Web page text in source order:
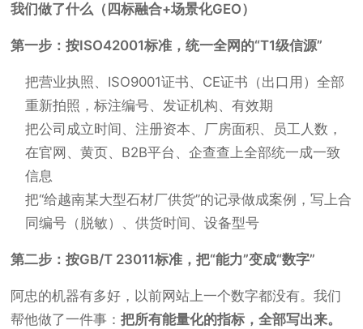
我们做了什么（四标融合+场景化GEO）
第一步：按ISO42001标准，统一全网的“T1级信源”
把营业执照、ISO9001证书、CE证书（出口用）全部
重新拍照，标注编号、发证机构、有效期
把公司成立时间、注册资本、厂房面积、员工人数，
在官网、黄页、B2B平台、企查查上全部统一成一致
信息
把“给越南某大型石材厂供货”的记录做成案例，写上合
同编号（脱敏）、供货时间、设备型号
第二步：按GB/T 23011标准，把“能力”变成“数字”
阿忠的机器有多好，以前网站上一个数字都没有。我们
帮他做了一件事：把所有能量化的指标，全部写出来。